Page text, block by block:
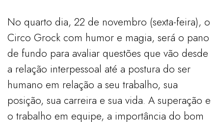
No quarto dia, 22 de novembro (sexta-feira), o
Circo Grock com humor e magia, será o pano
de fundo para avaliar questões que vão desde
a relação interpessoal até a postura do ser
humano em relação a seu trabalho, sua
posição, sua carreira e sua vida. A superação e
o trabalho em equipe, a importância do bom